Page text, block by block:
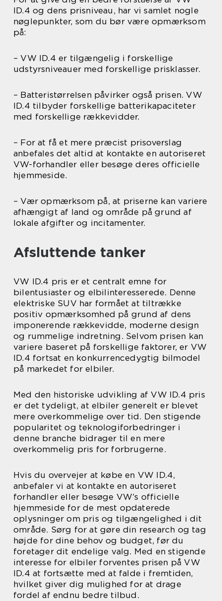
ID.4 og dens prisniveau, har vi samlet nogle
nøglepunkter, som du bør være opmærksom
på:
– VW ID.4 er tilgængelig i forskellige
udstyrsniveauer med forskellige prisklasser.
– Batteristørrelsen påvirker også prisen. VW
ID.4 tilbyder forskellige batterikapaciteter
med forskellige rækkevidder.
– For at få et mere præcist prisoverslag
anbefales det altid at kontakte en autoriseret
VW-forhandler eller besøge deres officielle
hjemmeside.
– Vær opmærksom på, at priserne kan variere
afhængigt af land og område på grund af
lokale afgifter og incitamenter.
Afsluttende tanker
VW ID.4 pris er et centralt emne for
bilentusiaster og elbilinteresserede. Denne
elektriske SUV har formået at tiltrække
positiv opmærksomhed på grund af dens
imponerende rækkevidde, moderne design
og rummelige indretning. Selvom prisen kan
variere baseret på forskellige faktorer, er VW
ID.4 fortsat en konkurrencedygtig bilmodel
på markedet for elbiler.
Med den historiske udvikling af VW ID.4 pris
er det tydeligt, at elbiler generelt er blevet
mere overkommelige over tid. Den stigende
popularitet og teknologiforbedringer i
denne branche bidrager til en mere
overkommelig pris for forbrugerne.
Hvis du overvejer at købe en VW ID.4,
anbefaler vi at kontakte en autoriseret
forhandler eller besøge VW’s officielle
hjemmeside for de mest opdaterede
oplysninger om pris og tilgængelighed i dit
område. Sørg for at gøre din research og tag
højde for dine behov og budget, før du
foretager dit endelige valg. Med en stigende
interesse for elbiler forventes prisen på VW
ID.4 at fortsætte med at falde i fremtiden,
hvilket giver dig mulighed for at drage
fordel af endnu bedre tilbud.